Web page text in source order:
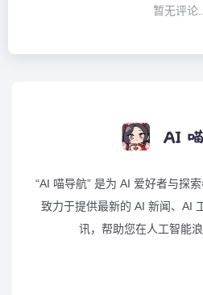
暂无评论...
“AI 喵导航” 是为 AI 爱好者与探
致力于提供最新的 AI 新闻、AI
讯，帮助您在人工智能浪